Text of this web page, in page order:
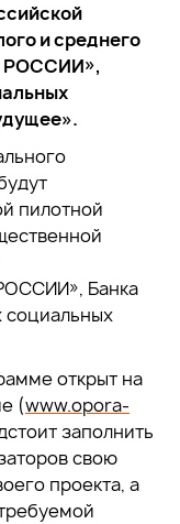
и среднего
РОССИИ»,
пилотной
Банка
открыт на
(www.opora-
заполнить
свою
проекта, а